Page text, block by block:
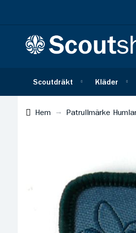
Scoutdräkt Kläder
Hem Patrullmärke